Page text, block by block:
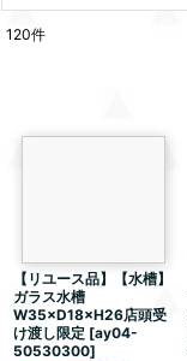
120件
【リユース品】【水槽】
ガラス水槽
W35×D18×H26店頭受
け渡し限定 [ay04-
50530300]